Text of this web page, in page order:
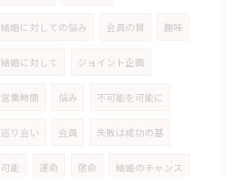
結婚に対しての悩み 会員の質 趣味
結婚に対して ジョイント企画
営業時間 悩み 不可能を可能に
巡り会い 会員 失敗は成功の基
可能 運命 宿命 結婚のチャンス